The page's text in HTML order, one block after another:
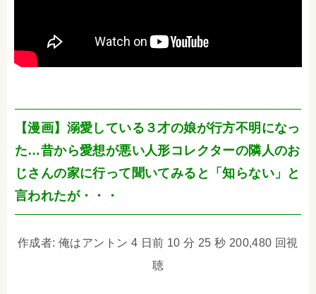
【漫画】溺愛している３才の娘が行方不明になっ
た…昔から愛想が悪い人形コレクターの隣人のお
じさんの家に行って聞いてみると「知らない」と
言われたが・・・
作成者: 俺はアントン 4 日前 10 分 25 秒 200,480 回視
聴